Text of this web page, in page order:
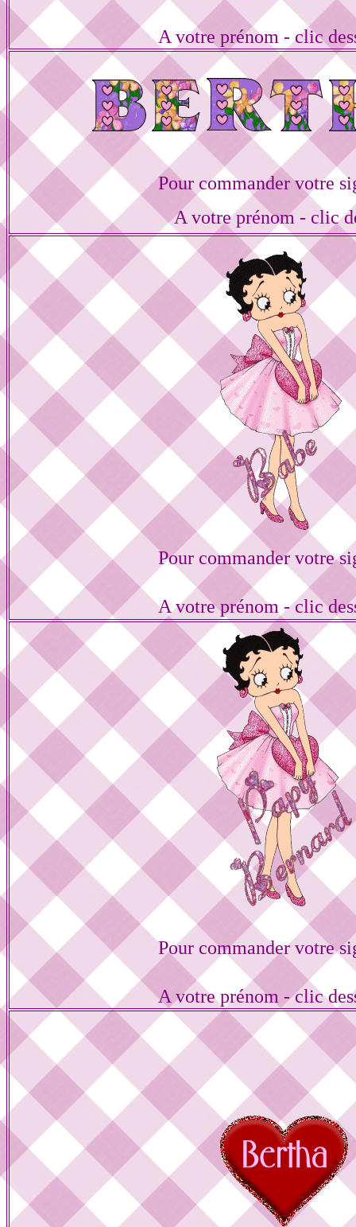
A votre prénom - clic
Pour commander votre
A votre prénom - clic
Pour commander votre
A votre prénom - clic
Pour commander votre
A votre prénom - clic